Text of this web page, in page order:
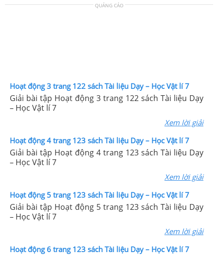
QUẢNG CÁO
Hoạt động 3 trang 122 sách Tài liệu Dạy – Học Vật lí 7
Giải bài tập Hoạt động 3 trang 122 sách Tài liệu Dạy
– Học Vật lí 7
Xem lời giải
Hoạt động 4 trang 123 sách Tài liệu Dạy – Học Vật lí 7
Giải bài tập Hoạt động 4 trang 123 sách Tài liệu Dạy
– Học Vật lí 7
Xem lời giải
Hoạt động 5 trang 123 sách Tài liệu Dạy – Học Vật lí 7
Giải bài tập Hoạt động 5 trang 123 sách Tài liệu Dạy
– Học Vật lí 7
Xem lời giải
Hoạt động 6 trang 123 sách Tài liệu Dạy – Học Vật lí 7